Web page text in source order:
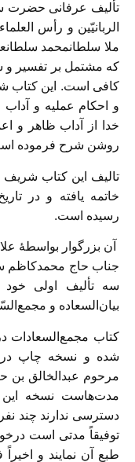
تألیف عرفانی حضرت
الربانیّین و رأس
ملا سلطانمحمد
که مشتمل بر تفسیر
کافی است. این کتاب
و احکام عملیه و
خدا از آداب ظاهر و
روشن شرح فرموده
رسیده است.
آن بزرگوار بواسطهٔ
جناب حاج محمدکاظم
سه تألیف اولی خود
بیان‌السعاده و
شده و نسخه چاپ در
مرحوم عبدالخالق بن
مدت‌هاست نسخه
دسترسی ندارند چند
توفیقاً مدتی است
طبع آن نمایند و